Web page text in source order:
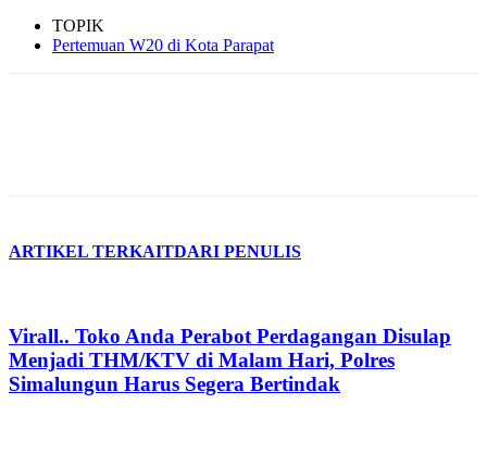
TOPIK
Pertemuan W20 di Kota Parapat
ARTIKEL TERKAITDARI PENULIS
Virall.. Toko Anda Perabot Perdagangan Disulap
Menjadi THM/KTV di Malam Hari, Polres
Simalungun Harus Segera Bertindak